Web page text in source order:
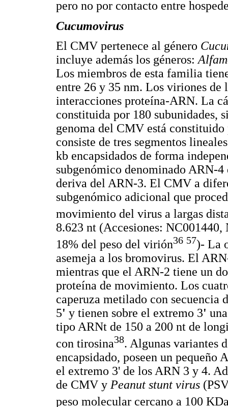
pero no por contacto entre
Cucumovirus
El CMV pertenece al género
incluye además los géneros:
Los miembros de esta familia
entre 26 y 35 nm. Los viriones de
interacciones proteína-ARN. La
constituida por 180 subunidades,
genoma del CMV está
consiste de tres segmentos
kb encapsidados de forma
subgenómico denominado ARN-
deriva del ARN-3. El CMV a
subgenómico adicional que
movimiento del virus a largas
8.623 nt (Accesiones:
18% del peso del virión36 57)- La
asemeja a los bromovirus. El
mientras que el ARN-2 tiene un
proteína de movimiento. Los
caperuza metilado con secuencia
5' y tienen sobre el extremo 3'
tipo ARNt de 150 a 200 nt de
con tirosina38. Algunas variantes
encapsidado, poseen un
el extremo 3' de los ARN 3 y 4.
de CMV y Peanut stunt virus
peso molecular cercano a 100